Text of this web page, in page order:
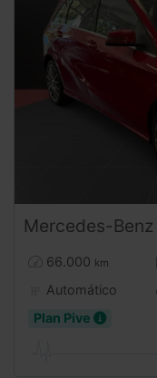
Mercedes-Benz
66.000 km
Automático
Plan Pive